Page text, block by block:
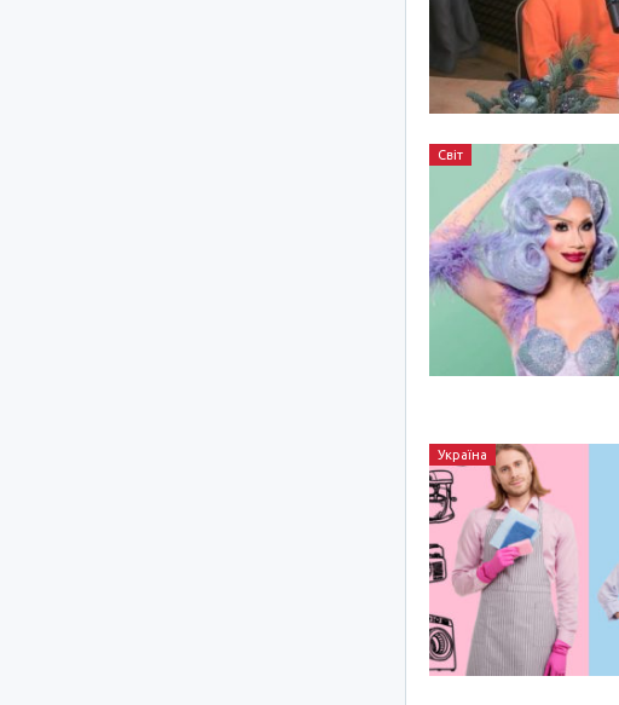
Світ
Україна